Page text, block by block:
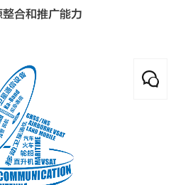
合和推广能力